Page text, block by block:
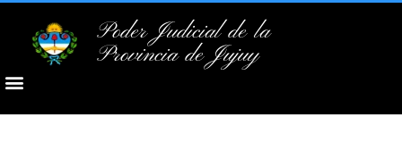
Poder Judicial de la
Provincia de Jujuy